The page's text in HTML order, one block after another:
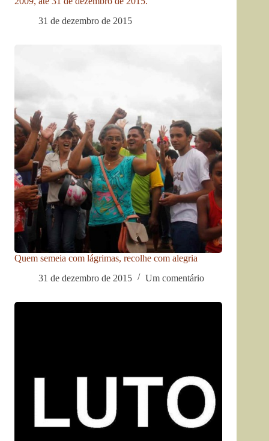
31 de dezembro de 2015
Quem semeia com lágrimas, recolhe com alegria
31 de dezembro de 2015
Um comentário